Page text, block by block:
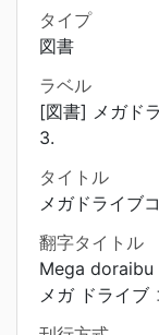
タイプ
図書
ラベル
[図書] メガド
3.
タイトル
メガドライブ
翻字タイトル
Mega
メガ ドライブ